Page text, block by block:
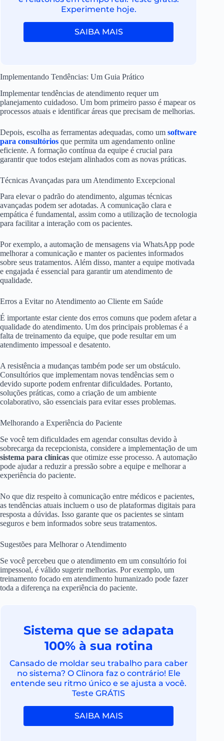
Experimente hoje.
SAIBA MAIS
Implementando Tendências: Um Guia Prático
Implementar tendências de atendimento requer um
planejamento cuidadoso. Um bom primeiro passo é mapear os
processos atuais e identificar áreas que precisam de melhorias.
Depois, escolha as ferramentas adequadas, como um software
para consultórios que permita um agendamento online
eficiente. A formação contínua da equipe é crucial para
garantir que todos estejam alinhados com as novas práticas.
Técnicas Avançadas para um Atendimento Excepcional
Para elevar o padrão do atendimento, algumas técnicas
avançadas podem ser adotadas. A comunicação clara e
empática é fundamental, assim como a utilização de tecnologia
para facilitar a interação com os pacientes.
Por exemplo, a automação de mensagens via WhatsApp pode
melhorar a comunicação e manter os pacientes informados
sobre seus tratamentos. Além disso, manter a equipe motivada
e engajada é essencial para garantir um atendimento de
qualidade.
Erros a Evitar no Atendimento ao Cliente em Saúde
É importante estar ciente dos erros comuns que podem afetar a
qualidade do atendimento. Um dos principais problemas é a
falta de treinamento da equipe, que pode resultar em um
atendimento impessoal e desatento.
A resistência a mudanças também pode ser um obstáculo.
Consultórios que implementam novas tendências sem o
devido suporte podem enfrentar dificuldades. Portanto,
soluções práticas, como a criação de um ambiente
colaborativo, são essenciais para evitar esses problemas.
Melhorando a Experiência do Paciente
Se você tem dificuldades em agendar consultas devido à
sobrecarga da recepcionista, considere a implementação de um
sistema para clínicas que otimize esse processo. A automação
pode ajudar a reduzir a pressão sobre a equipe e melhorar a
experiência do paciente.
No que diz respeito à comunicação entre médicos e pacientes,
as tendências atuais incluem o uso de plataformas digitais para
resposta a dúvidas. Isso garante que os pacientes se sintam
seguros e bem informados sobre seus tratamentos.
Sugestões para Melhorar o Atendimento
Se você percebeu que o atendimento em um consultório foi
impessoal, é válido sugerir melhorias. Por exemplo, um
treinamento focado em atendimento humanizado pode fazer
toda a diferença na experiência do paciente.
Sistema que se adapata
100% à sua rotina
Cansado de moldar seu trabalho para caber
no sistema? O Clinora faz o contrário! Ele
entende seu ritmo único e se ajusta a você.
Teste GRÁTIS
SAIBA MAIS